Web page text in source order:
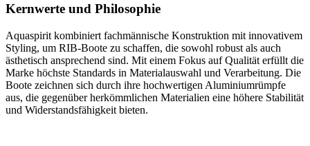
Kernwerte und Philosophie
Aquaspirit kombiniert fachmännische Konstruktion mit innovativem
Styling, um RIB-Boote zu schaffen, die sowohl robust als auch
ästhetisch ansprechend sind. Mit einem Fokus auf Qualität erfüllt die
Marke höchste Standards in Materialauswahl und Verarbeitung. Die
Boote zeichnen sich durch ihre hochwertigen Aluminiumrümpfe
aus, die gegenüber herkömmlichen Materialien eine höhere Stabilität
und Widerstandsfähigkeit bieten.